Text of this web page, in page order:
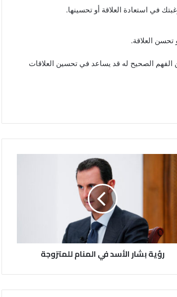
في استعادة العلاقة أو تحسينها.
العلاقة.
الفهم الصحيح له قد يساعد في تحسين العلاقات
رؤية بشار الأسد في المنام للمتزوجة